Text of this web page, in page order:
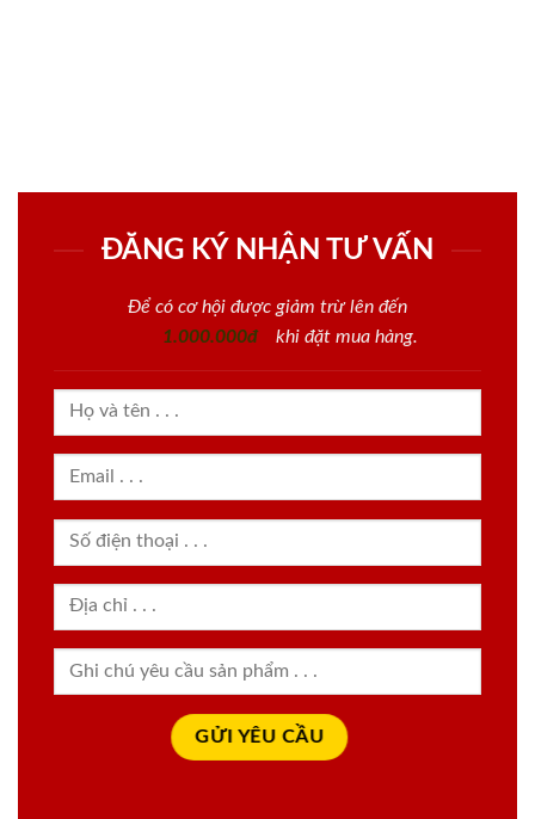
ĐĂNG KÝ NHẬN TƯ VẤN
Để có cơ hội được giảm trừ lên đến
1.000.000đ
khi đặt mua hàng.